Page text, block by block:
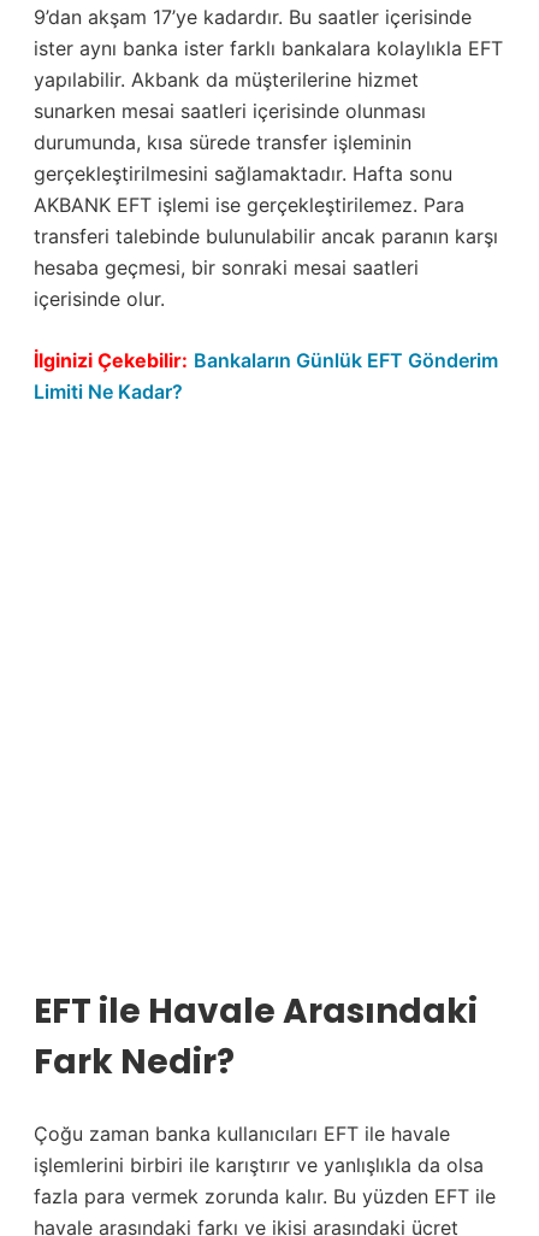
9’dan akşam 17’ye kadardır. Bu saatler içerisinde
ister aynı banka ister farklı bankalara kolaylıkla EFT
yapılabilir. Akbank da müşterilerine hizmet
sunarken mesai saatleri içerisinde olunması
durumunda, kısa sürede transfer işleminin
gerçekleştirilmesini sağlamaktadır. Hafta sonu
AKBANK EFT işlemi ise gerçekleştirilemez. Para
transferi talebinde bulunulabilir ancak paranın karşı
hesaba geçmesi, bir sonraki mesai saatleri
içerisinde olur.
İlginizi Çekebilir: Bankaların Günlük EFT Gönderim
Limiti Ne Kadar?
EFT ile Havale Arasındaki
Fark Nedir?
Çoğu zaman banka kullanıcıları EFT ile havale
işlemlerini birbiri ile karıştırır ve yanlışlıkla da olsa
fazla para vermek zorunda kalır. Bu yüzden EFT ile
havale arasındaki farkı ve ikisi arasındaki ücret